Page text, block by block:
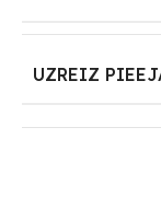
UZREIZ